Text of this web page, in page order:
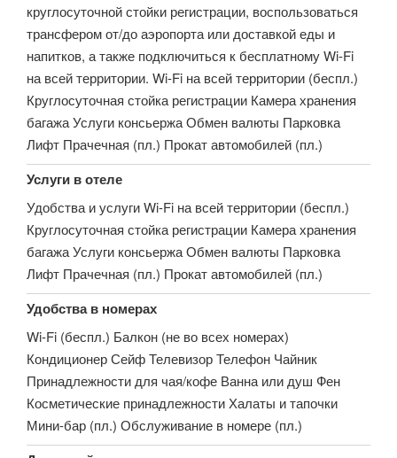
круглосуточной стойки регистрации, воспользоваться
трансфером от/до аэропорта или доставкой еды и
напитков, а также подключиться к бесплатному Wi-Fi
на всей территории. Wi-Fi на всей территории (беспл.)
Круглосуточная стойка регистрации Камера хранения
багажа Услуги консьержа Обмен валюты Парковка
Лифт Прачечная (пл.) Прокат автомобилей (пл.)
Услуги в отеле
Удобства и услуги Wi-Fi на всей территории (беспл.)
Круглосуточная стойка регистрации Камера хранения
багажа Услуги консьержа Обмен валюты Парковка
Лифт Прачечная (пл.) Прокат автомобилей (пл.)
Удобства в номерах
Wi-Fi (беспл.) Балкон (не во всех номерах)
Кондиционер Сейф Телевизор Телефон Чайник
Принадлежности для чая/кофе Ванна или душ Фен
Косметические принадлежности Халаты и тапочки
Мини-бар (пл.) Обслуживание в номере (пл.)